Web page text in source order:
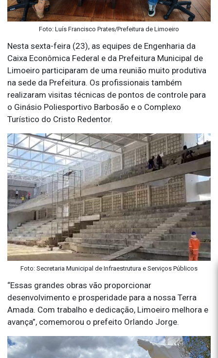
Foto: Luís Francisco Prates/Prefeitura de Limoeiro
Nesta sexta-feira (23), as equipes de Engenharia da
Caixa Econômica Federal e da Prefeitura Municipal de
Limoeiro participaram de uma reunião muito produtiva
na sede da Prefeitura. Os profissionais também
realizaram visitas técnicas de pontos de controle para
o Ginásio Poliesportivo Barbosão e o Complexo
Turístico do Cristo Redentor.
Foto: Secretaria Municipal de Infraestrutura e Serviços Públicos
“Essas grandes obras vão proporcionar
desenvolvimento e prosperidade para a nossa Terra
Amada. Com trabalho e dedicação, Limoeiro melhora e
avança”, comemorou o prefeito Orlando Jorge.